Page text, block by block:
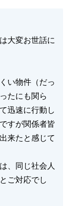
大変お世話に
い物件（だっ
たにも関ら
迅速に行動し
すが関係者皆
来たと感じて
、同じ社会人
ご対応でし